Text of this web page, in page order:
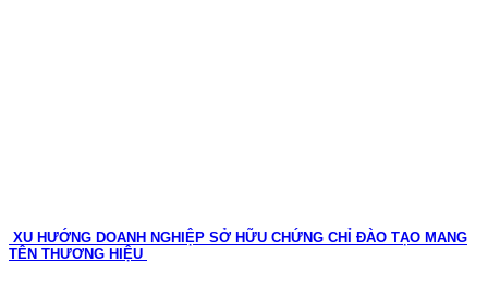
XU HƯỚNG DOANH NGHIỆP SỞ HỮU CHỨNG CHỈ ĐÀO TẠO MANG
TÊN THƯƠNG HIỆU